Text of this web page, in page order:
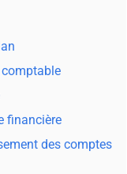
financière
des comptes